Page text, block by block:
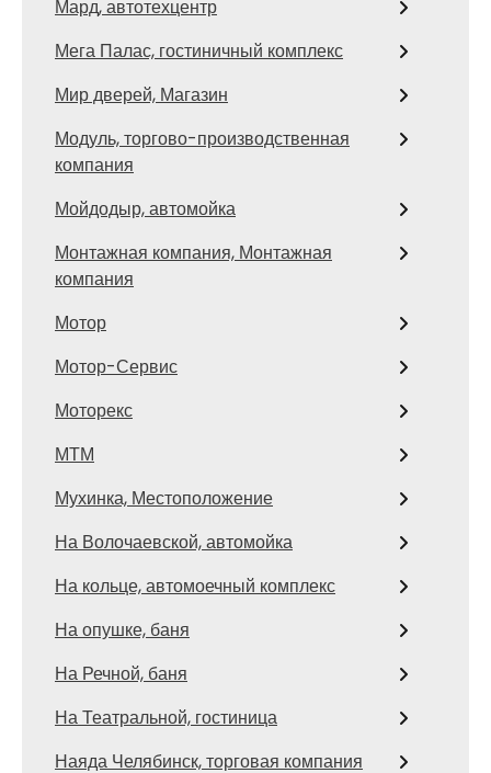
Мард, автотехцентр
Мега Палас, гостиничный комплекс
Мир дверей, Магазин
Модуль, торгово-производственная
компания
Мойдодыр, автомойка
Монтажная компания, Монтажная
компания
Мотор
Мотор-Сервис
Моторекс
МТМ
Мухинка, Местоположение
На Волочаевской, автомойка
На кольце, автомоечный комплекс
На опушке, баня
На Речной, баня
На Театральной, гостиница
Наяда Челябинск, торговая компания